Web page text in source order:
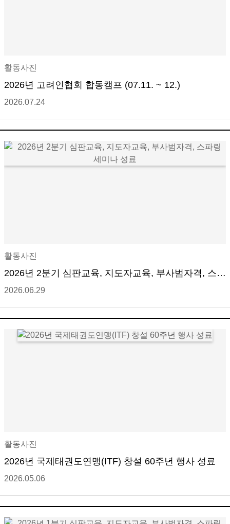
활동사진
2026년 고려인협회 합동캠프 (07.11. ~ 12.)
2026.07.24
활동사진
2026년 2분기 심판교육, 지도자교육, 부사범자격, 스파
링 세미나 성료
2026.06.29
활동사진
2026년 국제태권도연맹(ITF) 창설 60주년 행사 성료
2026.05.06